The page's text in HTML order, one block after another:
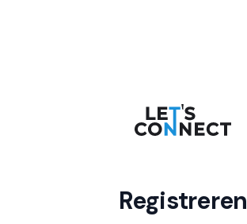
Registreren